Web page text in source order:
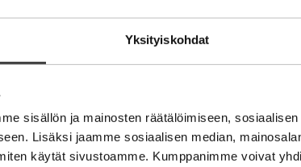
Yksityiskohdat
sisällön ja mainosten räätälöimiseen,
Lisäksi jaamme sosiaalisen median,
käytät sivustoamme. Kumppanimme voivat